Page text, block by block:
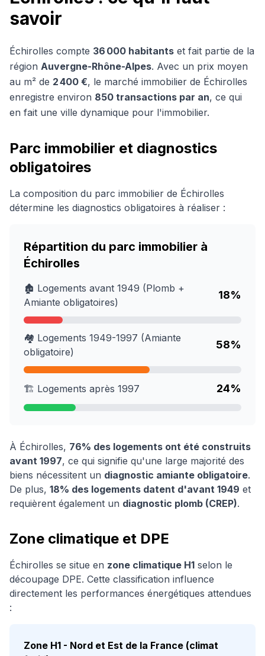
savoir
Échirolles compte 36 000 habitants et fait partie de la
région Auvergne-Rhône-Alpes. Avec un prix moyen
au m² de 2 400 €, le marché immobilier de Échirolles
enregistre environ 850 transactions par an, ce qui
en fait une ville dynamique pour l'immobilier.
Parc immobilier et diagnostics
obligatoires
La composition du parc immobilier de Échirolles
détermine les diagnostics obligatoires à réaliser :
Répartition du parc immobilier à
Échirolles
🏚️ Logements avant 1949 (Plomb +
Amiante obligatoires)
18%
🏘️ Logements 1949-1997 (Amiante
obligatoire)
58%
🏗️ Logements après 1997 24%
À Échirolles, 76% des logements ont été construits
avant 1997, ce qui signifie qu'une large majorité des
biens nécessitent un diagnostic amiante obligatoire.
De plus, 18% des logements datent d'avant 1949 et
requièrent également un diagnostic plomb (CREP).
Zone climatique et DPE
Échirolles se situe en zone climatique H1 selon le
découpage DPE. Cette classification influence
directement les performances énergétiques attendues
:
Zone H1 - Nord et Est de la France (climat